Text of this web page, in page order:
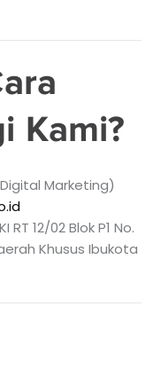
Kami?
Marketing)
12/02 Blok P1 No.
Khusus Ibukota